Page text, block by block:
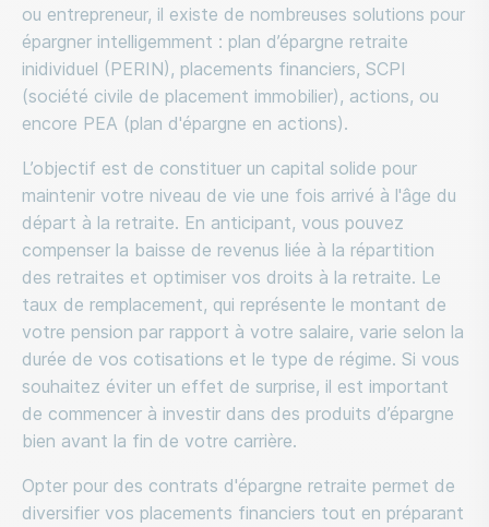
ou entrepreneur, il existe de nombreuses solutions pour
épargner intelligemment : plan d’épargne retraite
inidividuel (PERIN), placements financiers, SCPI
(société civile de placement immobilier), actions, ou
encore PEA (plan d'épargne en actions).
L’objectif est de constituer un capital solide pour
maintenir votre niveau de vie une fois arrivé à l'âge du
départ à la retraite. En anticipant, vous pouvez
compenser la baisse de revenus liée à la répartition
des retraites et optimiser vos droits à la retraite. Le
taux de remplacement, qui représente le montant de
votre pension par rapport à votre salaire, varie selon la
durée de vos cotisations et le type de régime. Si vous
souhaitez éviter un effet de surprise, il est important
de commencer à investir dans des produits d’épargne
bien avant la fin de votre carrière.
Opter pour des contrats d'épargne retraite permet de
diversifier vos placements financiers tout en préparant